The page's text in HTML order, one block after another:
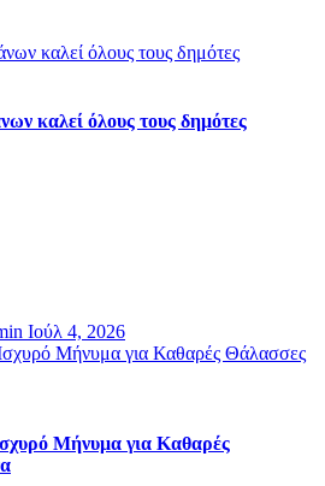
καλεί όλους τους δημότες
Ιούλ 4, 2026
Μήνυμα για Καθαρές